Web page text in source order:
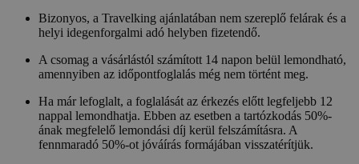
Bizonyos, a Travelking ajánlatában nem szereplő felárak és a
helyi idegenforgalmi adó helyben fizetendő.
A csomag a vásárlástól számított 14 napon belül lemondható,
amennyiben az időpontfoglalás még nem történt meg.
Ha már lefoglalt, a foglalását az érkezés előtt legfeljebb 12
nappal lemondhatja. Ebben az esetben a tartózkodás 50%-
ának megfelelő lemondási díj kerül felszámításra. A
fennmaradó 50%-ot jóváírás formájában visszatérítjük.